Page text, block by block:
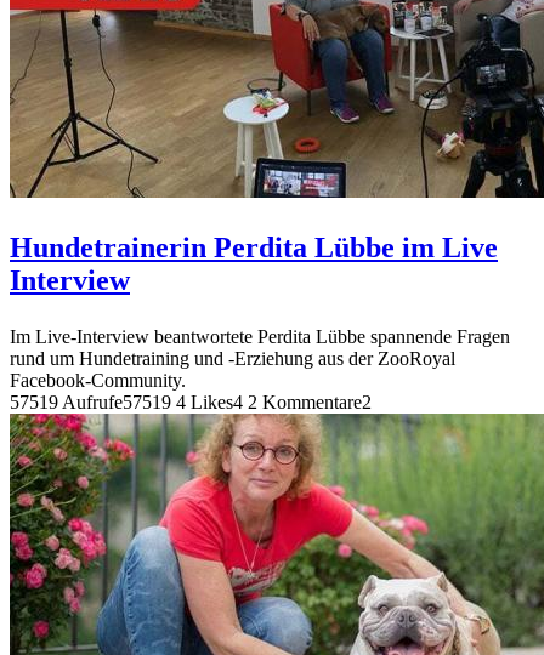
Hundetrainerin Perdita Lübbe im Live
Interview
Im Live-Interview beantwortete Perdita Lübbe spannende Fragen
rund um Hundetraining und -Erziehung aus der ZooRoyal
Facebook-Community.
57519 Aufrufe57519 4 Likes4 2 Kommentare2